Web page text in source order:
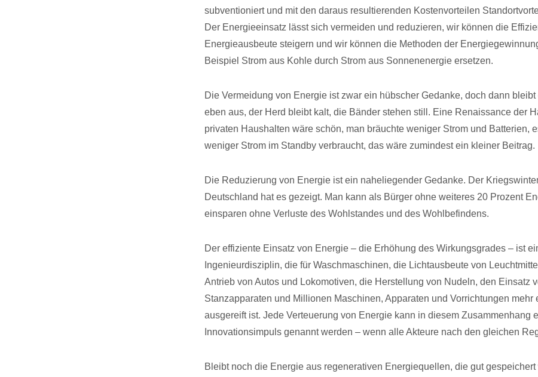
subventioniert und mit den daraus resultierenden Kostenvorteilen
Der Energieeinsatz lässt sich vermeiden und reduzieren, wir können die
Energieausbeute steigern und wir können die Methoden der
Beispiel Strom aus Kohle durch Strom aus Sonnenenergie ersetzen.
Die Vermeidung von Energie ist zwar ein hübscher Gedanke, doch dann bleibt
eben aus, der Herd bleibt kalt, die Bänder stehen still. Eine Renaissance der
privaten Haushalten wäre schön, man bräuchte weniger Strom und Batterien,
weniger Strom im Standby verbraucht, das wäre zumindest ein kleiner Beitrag.
Die Reduzierung von Energie ist ein naheliegender Gedanke. Der
Deutschland hat es gezeigt. Man kann als Bürger ohne weiteres 20 Prozent
einsparen ohne Verluste des Wohlstandes und des Wohlbefindens.
Der effiziente Einsatz von Energie – die Erhöhung des Wirkungsgrades – ist
Ingenieurdisziplin, die für Waschmaschinen, die Lichtausbeute von
Antrieb von Autos und Lokomotiven, die Herstellung von Nudeln, den Einsatz
Stanzapparaten und Millionen Maschinen, Apparaten und Vorrichtungen mehr
ausgereift ist. Jede Verteuerung von Energie kann in diesem Zusammenhang
Innovationsimpuls genannt werden – wenn alle Akteure nach den gleichen
Bleibt noch die Energie aus regenerativen Energiequellen, die gut gespeichert